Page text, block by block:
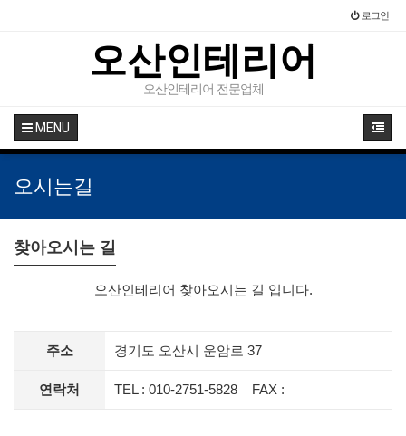
로그인
오산인테리어
오산인테리어 전문업체
MENU
오시는길
찾아오시는 길
오산인테리어 찾아오시는 길 입니다.
주소 경기도 오산시 운암로 37
연락처 TEL : 010-2751-5828 FAX :